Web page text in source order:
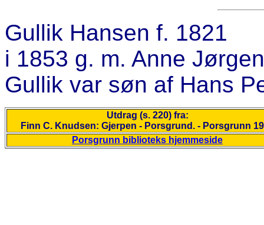
Gullik Hansen f. 1821
i 1853 g. m. Anne
Gullik var søn af Hans
Utdrag (s. 220) fra:
Finn C. Knudsen: Gjerpen - Porsgrund. - Porsgrunn
Porsgrunn biblioteks hjemmeside